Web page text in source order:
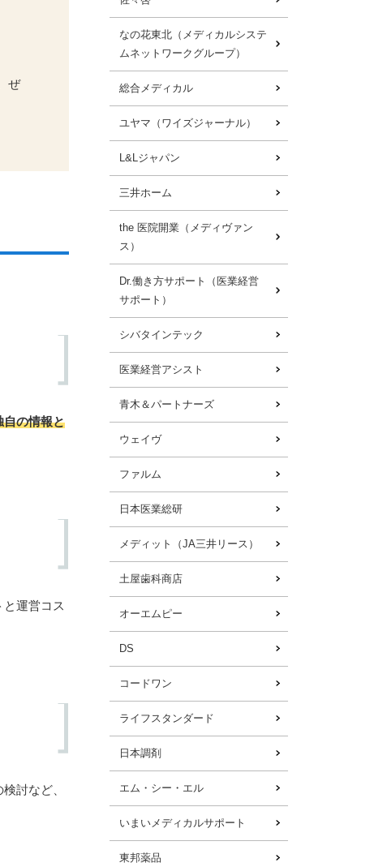
ぜ
自の情報と
運営コス
討など、
なの花東北（メディカルシステ
ムネットワークグループ）
総合メディカル
ユヤマ（ワイズジャーナル）
L&Lジャパン
三井ホーム
the 医院開業（メディヴァン
ス）
Dr.働き方サポート（医業経営
サポート）
シバタインテック
医業経営アシスト
青木＆パートナーズ
ウェイヴ
ファルム
日本医業総研
メディット（JA三井リース）
土屋歯科商店
オーエムピー
DS
コードワン
ライフスタンダード
日本調剤
エム・シー・エル
いまいメディカルサポート
東邦薬品